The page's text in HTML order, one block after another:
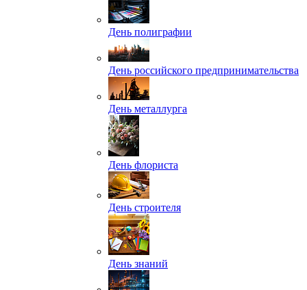
День полиграфии
День российского предпринимательства
День металлурга
День флориста
День строителя
День знаний